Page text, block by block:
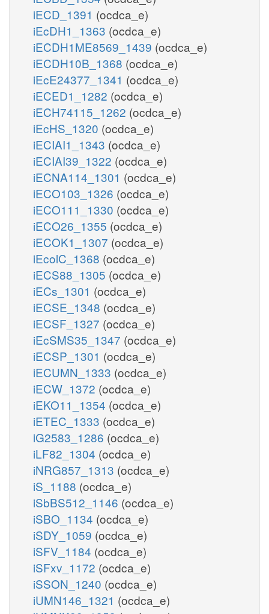
iECD_1391 (ocdca_e)
iEcDH1_1363 (ocdca_e)
iECDH1ME8569_1439 (ocdca_e)
iECDH10B_1368 (ocdca_e)
iEcE24377_1341 (ocdca_e)
iECED1_1282 (ocdca_e)
iECH74115_1262 (ocdca_e)
iEcHS_1320 (ocdca_e)
iECIAI1_1343 (ocdca_e)
iECIAI39_1322 (ocdca_e)
iECNA114_1301 (ocdca_e)
iECO103_1326 (ocdca_e)
iECO111_1330 (ocdca_e)
iECO26_1355 (ocdca_e)
iECOK1_1307 (ocdca_e)
iEcolC_1368 (ocdca_e)
iECS88_1305 (ocdca_e)
iECs_1301 (ocdca_e)
iECSE_1348 (ocdca_e)
iECSF_1327 (ocdca_e)
iEcSMS35_1347 (ocdca_e)
iECSP_1301 (ocdca_e)
iECUMN_1333 (ocdca_e)
iECW_1372 (ocdca_e)
iEKO11_1354 (ocdca_e)
iETEC_1333 (ocdca_e)
iG2583_1286 (ocdca_e)
iLF82_1304 (ocdca_e)
iNRG857_1313 (ocdca_e)
iS_1188 (ocdca_e)
iSbBS512_1146 (ocdca_e)
iSBO_1134 (ocdca_e)
iSDY_1059 (ocdca_e)
iSFV_1184 (ocdca_e)
iSFxv_1172 (ocdca_e)
iSSON_1240 (ocdca_e)
iUMN146_1321 (ocdca_e)